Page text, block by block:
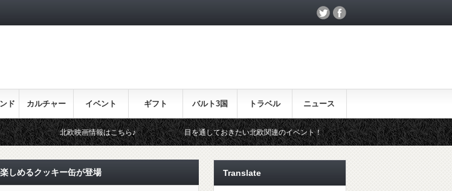
ド カルチャー イベント ギフト バルト3国 トラベル ニュース
欧映画情報はこちら♪ 目を通しておきたい北欧関連のイベント！ 北欧らしいギフトをお探しの方はこちら♪
しめるクッキー缶が登場 Translate